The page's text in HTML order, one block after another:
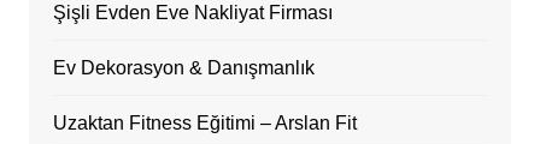
Şişli Evden Eve Nakliyat Firması
Ev Dekorasyon & Danışmanlık
Uzaktan Fitness Eğitimi – Arslan Fit